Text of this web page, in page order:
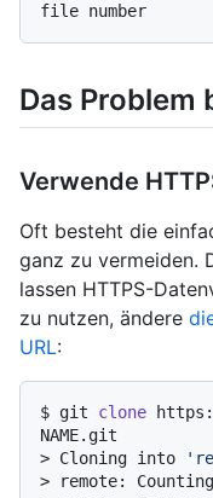
file number
Das Problem
Verwende
Oft besteht die
ganz zu vermeiden.
lassen HTTPS-
zu nutzen, ändere
URL:
$ git clone https://
NAME.git
> Cloning into
>
remote: